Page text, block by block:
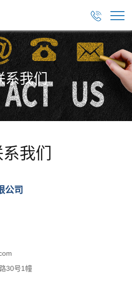

系我们
我们
公司
30号1幢